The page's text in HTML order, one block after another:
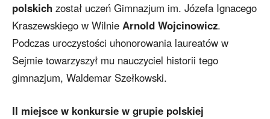
polskich został uczeń Gimnazjum im. Józefa Ignacego
Kraszewskiego w Wilnie Arnold Wojcinowicz.
Podczas uroczystości uhonorowania laureatów w
Sejmie towarzyszył mu nauczyciel historii tego
gimnazjum, Waldemar Szełkowski.
II miejsce w konkursie w grupie polskiej